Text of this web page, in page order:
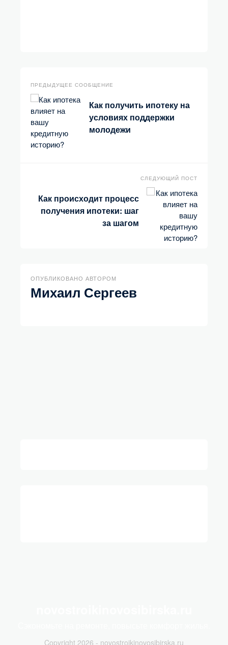
ПРЕДЫДУЩЕЕ СООБЩЕНИЕ
Как получить ипотеку на
условиях поддержки
молодежи
СЛЕДУЮЩИЙ ПОСТ
Как происходит процесс
получения ипотеки: шаг
за шагом
ОПУБЛИКОВАНО АВТОРОМ
Михаил Сергеев
Copyright 2026 - novostroikinovosibirska.ru